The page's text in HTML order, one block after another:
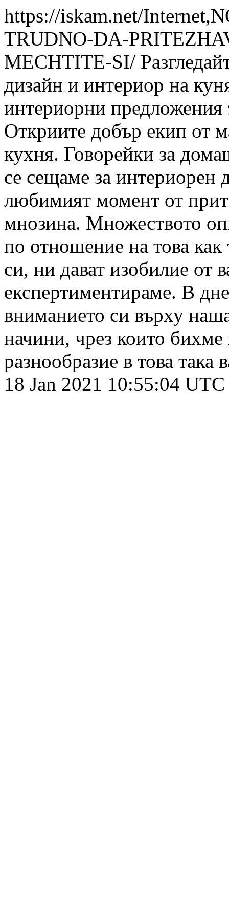
https://iskam.net/
TRUDNO-DA-
MECHTITE-SI/
дизайн и интериор на
интериорни предложения
Откриите добър екип от
кухня. Говорейки за
се сещаме за интериорен
любимият момент от
мнозина. Множеството
по отношение на това
си, ни дават изобилие от
експертиментираме. В
вниманието си върху
начини, чрез които
разнообразие в това
18 Jan 2021 10:55:04 UTC